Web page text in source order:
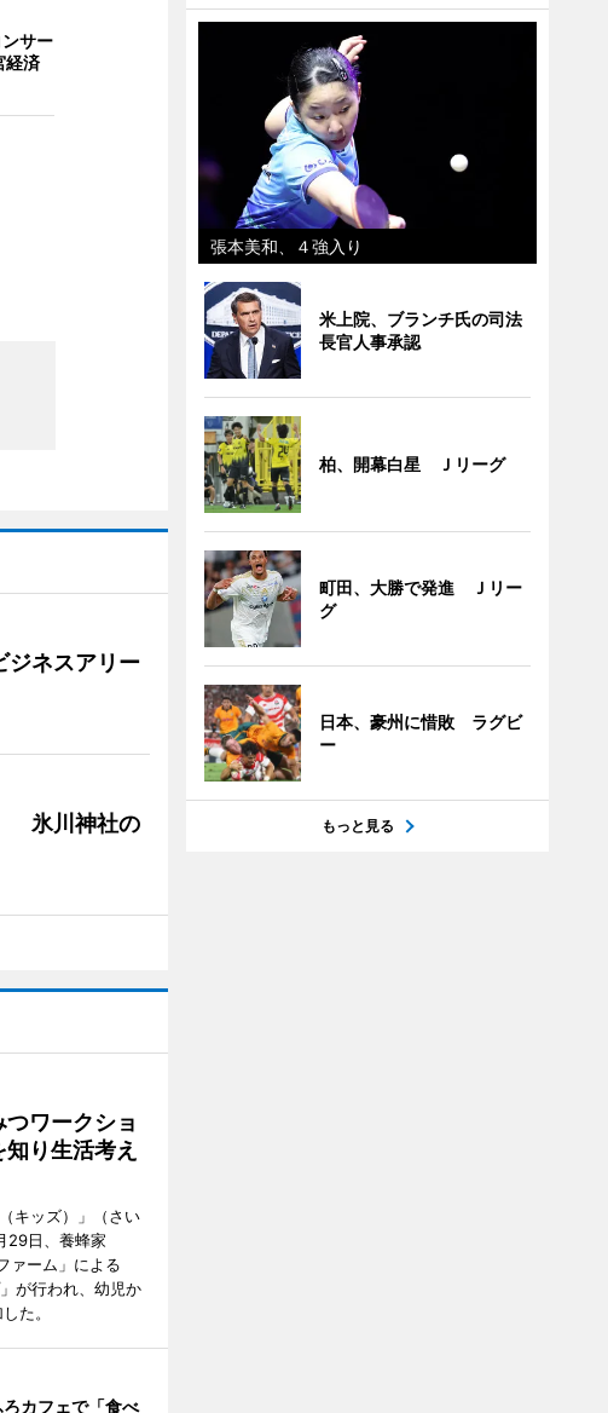
サー
経済
ジネスアリー
氷川神社の
ワークショ
り生活考え
キッズ）」（さい
29日、養蜂家
ァーム」による
が行われ、幼児か
た。
カフェで「食べ
張本美和、４強入り
米上院、ブランチ氏の司法
長官人事承認
柏、開幕白星 Ｊリーグ
町田、大勝で発進 Ｊリー
グ
日本、豪州に惜敗 ラグビ
ー
もっと見る